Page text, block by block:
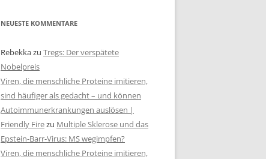
NEUESTE KOMMENTARE
Rebekkazu Tregs: Der verspätete
Nobelpreis
Viren, die menschliche Proteine imitieren,
sind häufiger als gedacht – und können
Autoimmunerkrankungen auslösen |
Friendly Firezu Multiple Sklerose und das
Epstein-Barr-Virus: MS wegimpfen?
Viren, die menschliche Proteine imitieren,